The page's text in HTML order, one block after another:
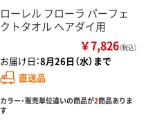
ローレル フローラ パーフェ
クトタオル ヘアダイ用
￥7,826（税込）
お届け日：8月26日（水）まで
直送品
カラー・販売単位違いの商品が2商品ありま
す